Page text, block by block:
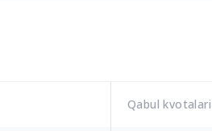
Qabul kvotalari